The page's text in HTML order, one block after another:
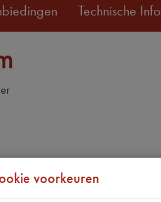
Technische Info
voorkeuren